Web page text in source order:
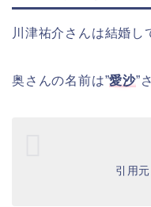
川津祐介さんは結婚し
奥さんの名前は”愛沙”
引用元